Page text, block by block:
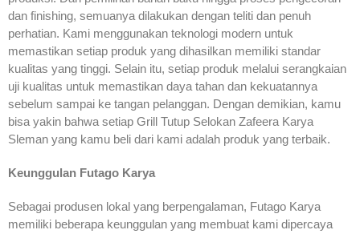
dan finishing, semuanya dilakukan dengan teliti dan penuh
perhatian. Kami menggunakan teknologi modern untuk
memastikan setiap produk yang dihasilkan memiliki standar
kualitas yang tinggi. Selain itu, setiap produk melalui serangkaian
uji kualitas untuk memastikan daya tahan dan kekuatannya
sebelum sampai ke tangan pelanggan. Dengan demikian, kamu
bisa yakin bahwa setiap Grill Tutup Selokan Zafeera Karya
Sleman yang kamu beli dari kami adalah produk yang terbaik.
Keunggulan Futago Karya
Sebagai produsen lokal yang berpengalaman, Futago Karya
memiliki beberapa keunggulan yang membuat kami dipercaya